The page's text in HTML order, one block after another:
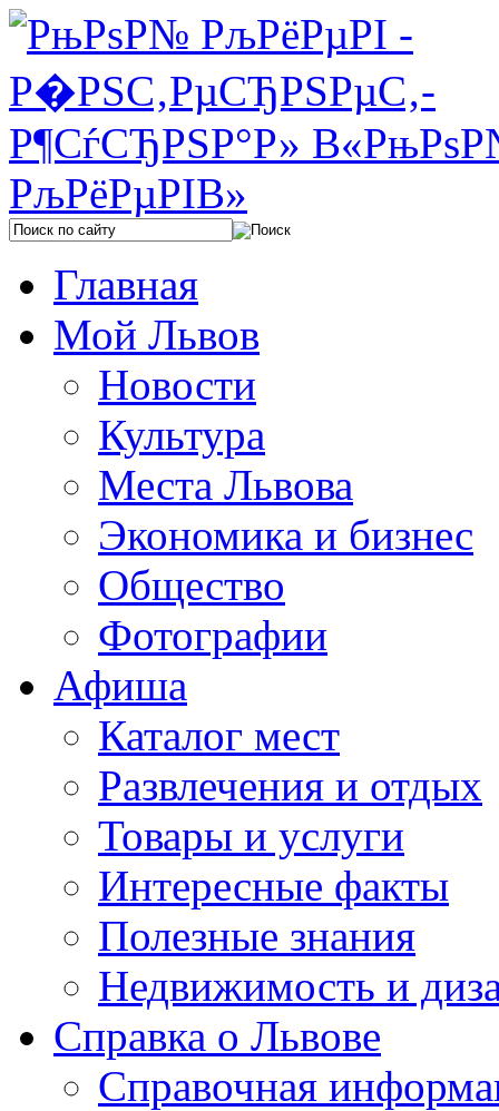
Главная
Мой Львов
Новости
Культура
Места Львова
Экономика и бизнес
Общество
Фотографии
Афиша
Каталог мест
Развлечения и отдых
Товары и услуги
Интересные факты
Полезные знания
Недвижимость и
Справка о Львове
Справочная